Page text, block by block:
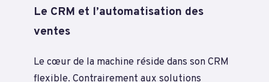
Le CRM et l’automatisation des
ventes
Le cœur de la machine réside dans son CRM
flexible. Contrairement aux solutions